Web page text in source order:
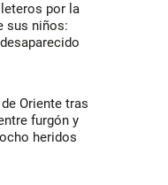
por la
sus niños:
Oriente tras
furgón y
heridos